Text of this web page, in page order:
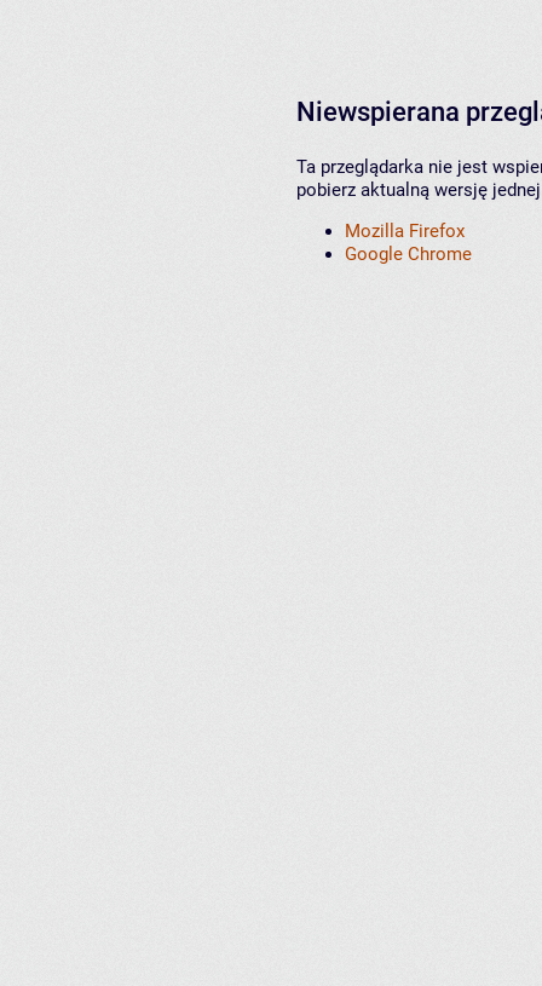
Niewspierana
Ta przeglądarka nie jest
pobierz aktualną wersję
Mozilla Firefox
Google Chrome